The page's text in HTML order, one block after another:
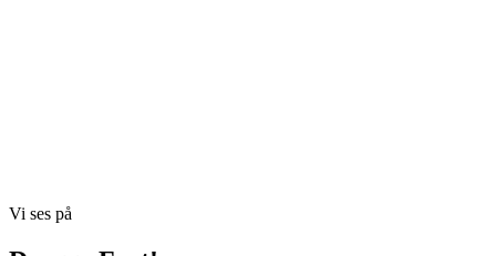
Vi ses på